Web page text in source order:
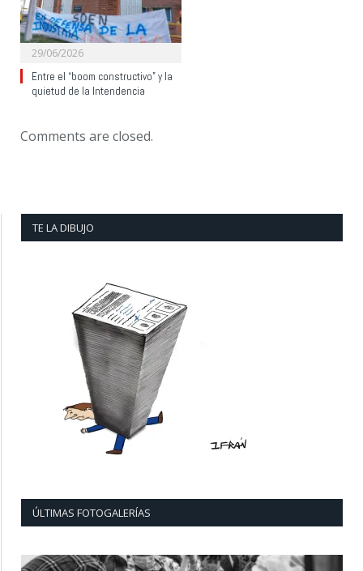
29/06/2026
Entre el “boom constructivo” y la
quietud de la Intendencia
Comments are closed.
TE LA DIBUJO
ÚLTIMAS FOTOGALERÍAS